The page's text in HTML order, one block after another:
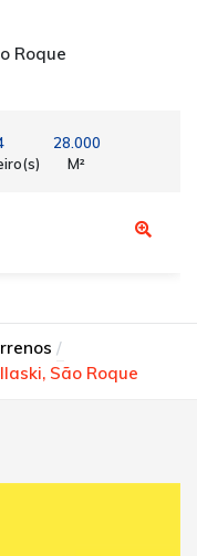
Roque
28.000
M²
São Roque